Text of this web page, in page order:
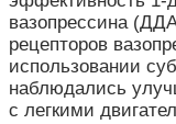
вазопрессина
рецепторов
использовании
наблюдались
с легкими